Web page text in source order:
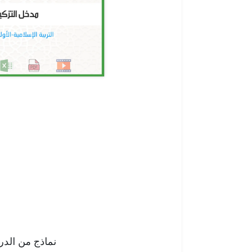
نماذج من